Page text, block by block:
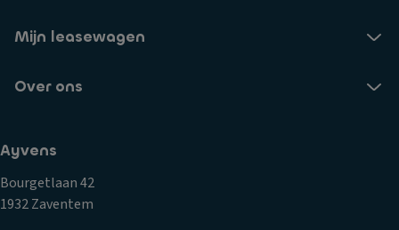
Mijn leasewagen
Over ons
Ayvens
Bourgetlaan 42
1932 Zaventem